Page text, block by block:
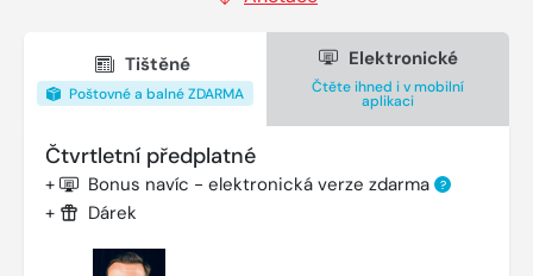
Tištěné
Poštovné a balné ZDARMA
Elektronické
Čtěte ihned i v mobilní
aplikaci
Čtvrtletní předplatné
+ Bonus navíc - elektronická verze zdarma ?
+ Dárek